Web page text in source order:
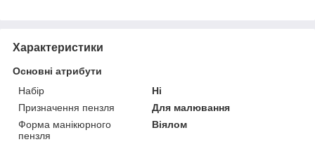
Характеристики
Основні атрибути
Набір
Ні
Призначення пензля
Для малювання
Форма манікюрного
пензля
Віялом